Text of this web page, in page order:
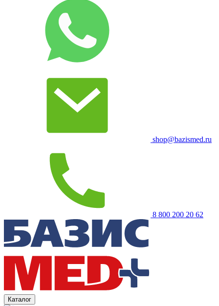
shop@bazismed.ru
8 800 200 20 62
Каталог